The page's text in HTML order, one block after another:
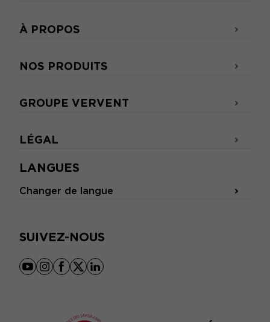
LANGUES
Changer de langue
SUIVEZ-NOUS
youtube
instagram
facebook
x linkedin
À PROPOS
NOS PRODUITS
GROUPE VERVENT
LÉGAL